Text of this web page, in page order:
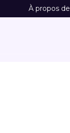
À propos